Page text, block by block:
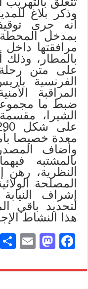
وذكر بلاغ
أنه جرى
بمدخل
مرافقتها
بالمطار، وذلك
على متن
الفرنسية
المراقبة
الشيرا،
معدة خصيصا
وأضاف
بالمشتبه
النظرية،
المصلحة
إشراف
لتحديد باقي
هذا النشاط
Fa
bo
M
to
E
ail